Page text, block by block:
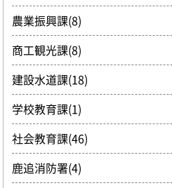
農業振興課(8)
商工観光課(8)
建設水道課(18)
学校教育課(1)
社会教育課(46)
鹿追消防署(4)